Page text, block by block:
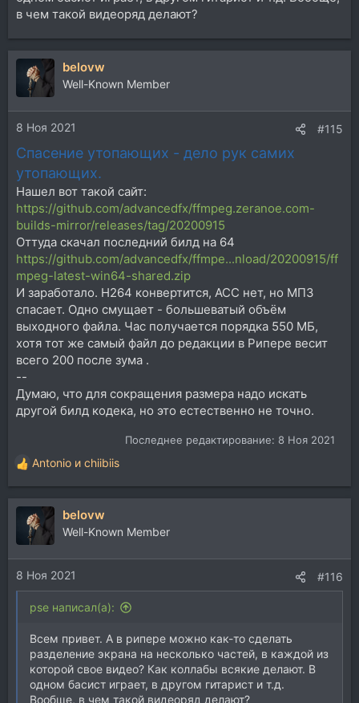
в чем такой видеоряд делают?
belovw
Well-Known Member
8 Ноя 2021 #115
Спасение утопающих - дело рук самих
утопающих.
Нашел вот такой сайт:
https://github.com/advancedfx/ffmpeg.zeranoe.com-
builds-mirror/releases/tag/20200915
Оттуда скачал последний билд на 64
https://github.com/advancedfx/ffmpe...nload/20200915/ff
mpeg-latest-win64-shared.zip
И заработало. H264 конвертится, АСС нет, но МП3
спасает. Одно смущает - большеватый объём
выходного файла. Час получается порядка 550 МБ,
хотя тот же самый файл до редакции в Рипере весит
всего 200 после зума .
--
Думаю, что для сокращения размера надо искать
другой билд кодека, но это естественно не точно.
Последнее редактирование: 8 Ноя 2021
Р
е
а
и
и
:
Antonio и chiibiis
belovw
Well-Known Member
8 Ноя 2021 #116
pse написал(а):
Всем привет. А в рипере можно как-то сделать
разделение экрана на несколько частей, в каждой из
которой свое видео? Как коллабы всякие делают. В
одном басист играет, в другом гитарист и т.д.
Вообще, в чем такой видеоряд делают?